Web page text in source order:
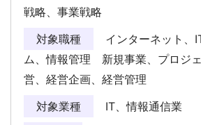
戦略、事業戦略
対象職種
インターネット
ム、情報管理 新規事業、プロジ
営、経営企画、経営管理
対象業種
IT、情報通信業